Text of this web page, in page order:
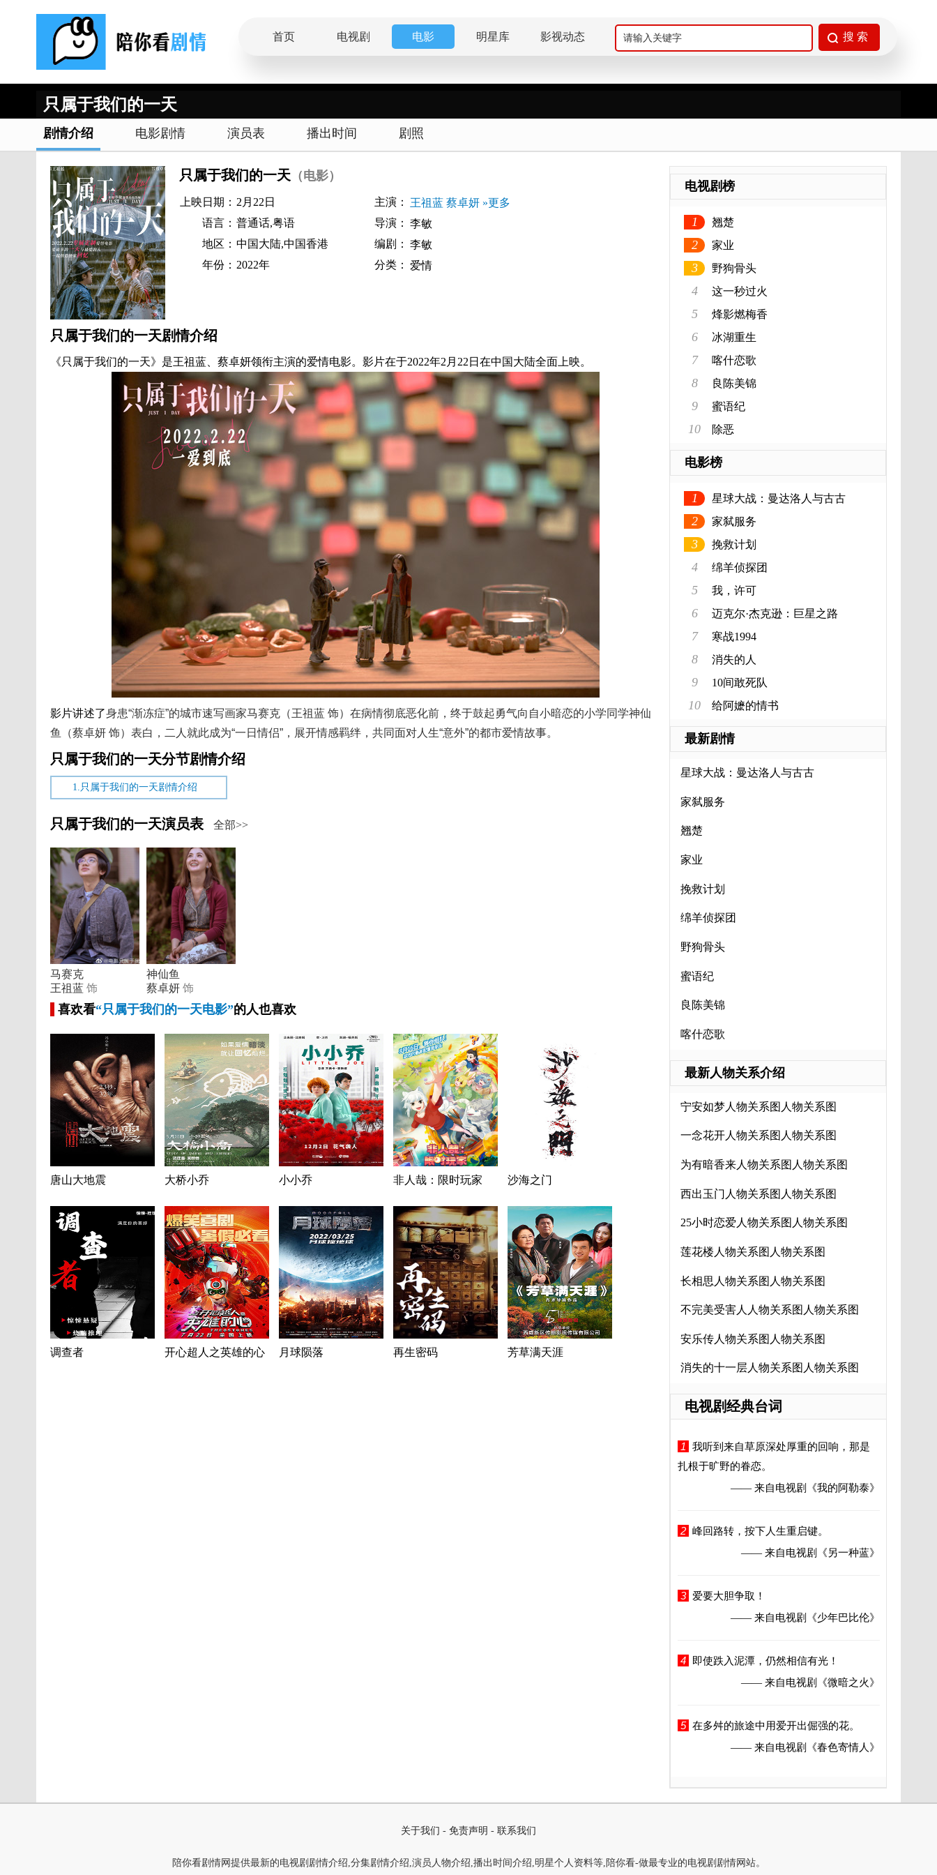
首页 电视剧 电影 明星库 影视动态
只属于我们的一天
剧情介绍 电影剧情 演员表 播出时间 剧照
只属于我们的一天 （电影）
上映日期： 2月22日 主演： 王祖蓝 蔡卓妍 »更多
语言： 普通话,粤语 导演： 李敏
地区： 中国大陆,中国香港 编剧： 李敏
年份： 2022年 分类： 爱情
只属于我们的一天剧情介绍
《只属于我们的一天》是王祖蓝、蔡卓妍领衔主演的爱情电影。影片在于2022年2月22日在中国大陆全面上映。
影片讲述了身患“渐冻症”的城市速写画家马赛克（王祖蓝 饰）在病情彻底恶化前，终于鼓起勇气向自小暗恋的小学同学神仙
鱼（蔡卓妍 饰）表白， 二人就此成为“一日情侣”，展开情感羁绊，共同面对人生“意外”的都市爱情故事。
只属于我们的一天分节剧情介绍
1.只属于我们的一天剧情介绍
只属于我们的一天演员表 全部>>
马赛克
王祖蓝 饰
神仙鱼
蔡卓妍 饰
喜欢看“只属于我们的一天电影”的人也喜欢
唐山大地震 大桥小乔 小小乔 非人哉：限时玩家 沙海之门
调查者 开心超人之英雄的心 月球陨落 再生密码 芳草满天涯
电视剧榜
1 翘楚
2 家业
3 野狗骨头
4 这一秒过火
5 烽影燃梅香
6 冰湖重生
7 喀什恋歌
8 良陈美锦
9 蜜语纪
10 除恶
电影榜
1 星球大战：曼达洛人与古古
2 家弑服务
3 挽救计划
4 绵羊侦探团
5 我，许可
6 迈克尔·杰克逊：巨星之路
7 寒战1994
8 消失的人
9 10间敢死队
10 给阿嬷的情书
最新剧情
星球大战：曼达洛人与古古
家弑服务
翘楚
家业
挽救计划
绵羊侦探团
野狗骨头
蜜语纪
良陈美锦
喀什恋歌
最新人物关系介绍
宁安如梦人物关系图人物关系图
一念花开人物关系图人物关系图
为有暗香来人物关系图人物关系图
西出玉门人物关系图人物关系图
25小时恋爱人物关系图人物关系图
莲花楼人物关系图人物关系图
长相思人物关系图人物关系图
不完美受害人人物关系图人物关系图
安乐传人物关系图人物关系图
消失的十一层人物关系图人物关系图
电视剧经典台词
1
我听到来自草原深处厚重的回响，那是
扎根于旷野的眷恋。
—— 来自电视剧
《我的阿勒泰》
2 峰回路转，按下人生重启键。
—— 来自电视剧
《另一种蓝》
3
爱要大胆争取！
—— 来自电视剧
《少年巴比伦》
4
即使跌入泥潭，仍然相信有光！
—— 来自电视剧
《微暗之火》
5 在多舛的旅途中用爱开出倔强的花。
—— 来自电视剧
《春色寄情人》
关于我们 - 免责声明 - 联系我们
陪你看剧情网提供最新的电视剧剧情介绍,分集剧情介绍,演员人物介绍,播出时间介绍,明星个人资料等,陪你看-做最专业的电视剧剧情网站。